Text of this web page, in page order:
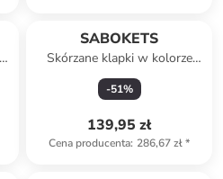
SABOKETS
Skórzane klapki w kolorze
czerwonym
-51%
139,95 zł
Cena producenta: 286,67 zł*